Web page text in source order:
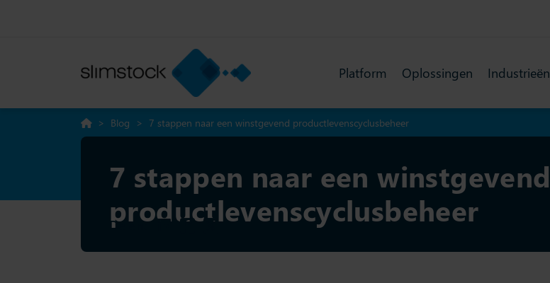
Platform Oplossingen Industrieën
> Blog > 7 stappen naar een winstgevend productlevenscyclusbeheer
7 stappen naar een winstgevend
productlevenscyclusbeheer
Delen: